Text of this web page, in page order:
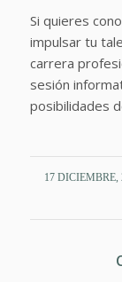
Si quieres
impulsar tu
carrera
sesión
posibilidades
17 DICIEMBRE,
/